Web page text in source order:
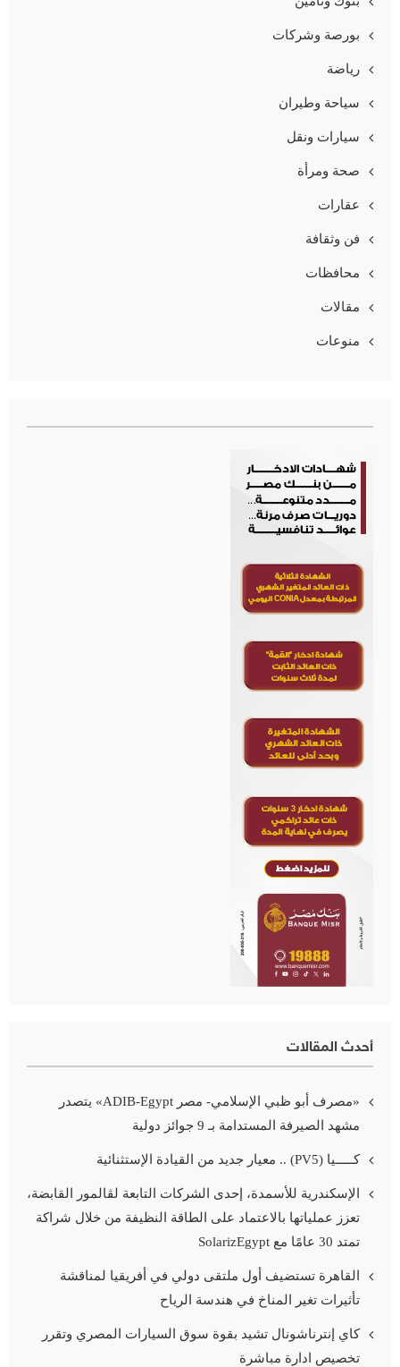
بورصة وشركات
رياضة
سياحة وطيران
سيارات ونقل
صحة ومرأة
عقارات
فن وثقافة
محافظات
مقالات
منوعات
أحدث المقالات
«مصرف أبو ظبي الإسلامي- مصر ADIB-Egypt» يتصدر
مشهد الصيرفة المستدامة بـ 9 جوائز دولية
كـــــيا (PV5) .. معيار جديد من القيادة الإستثنائية
الإسكندرية للأسمدة، إحدى الشركات التابعة لڤالمور القابضة،
تعزز عملياتها بالاعتماد على الطاقة النظيفة من خلال شراكة
تمتد 30 عامًا مع SolarizEgypt
القاهرة تستضيف أول ملتقى دولي في أفريقيا لمناقشة
تأثيرات تغير المناخ في هندسة الرياح
كاي إنترناشونال تشيد بقوة سوق السيارات المصري وتقرر
تخصيص ادارة مباشرة